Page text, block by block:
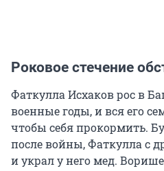
Роковое стечение
Фаткулла Исхаков рос в
военные годы, и вся его
чтобы себя прокормить.
после войны, Фаткулла с
и украл у него мед.